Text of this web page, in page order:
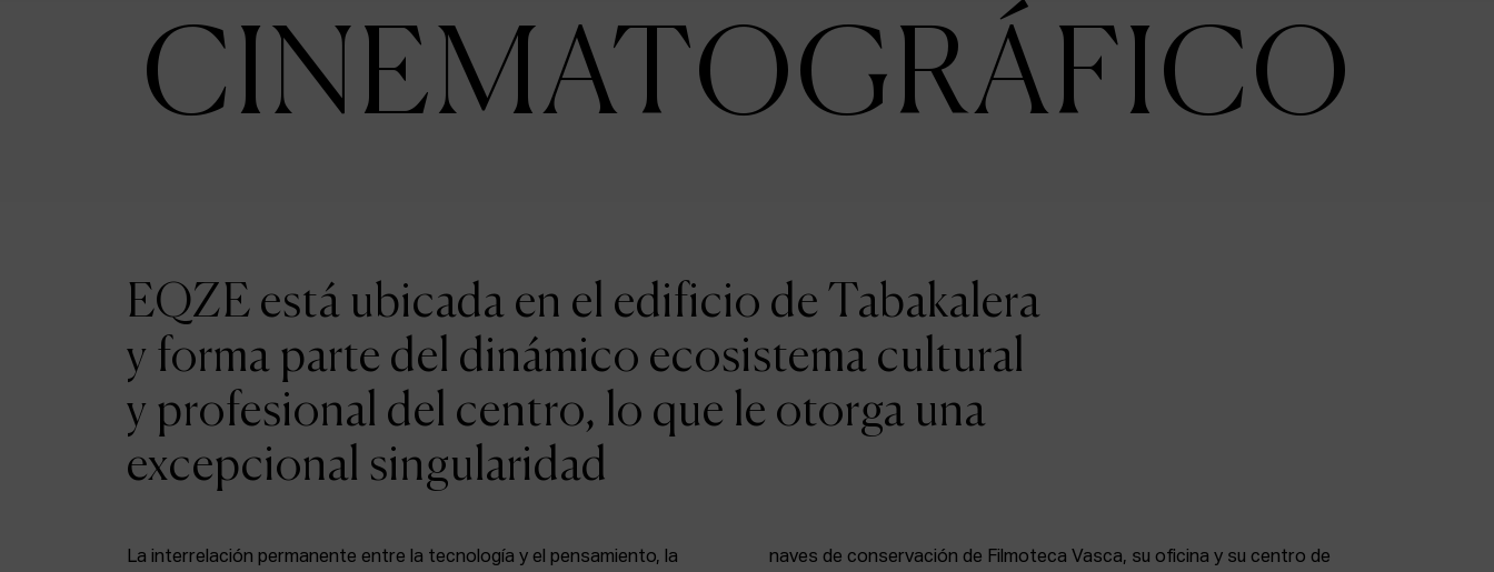
CINEMATOGRÁFICO
EQZE está ubicada en el edificio de Tabakalera
y forma parte del dinámico ecosistema cultural
y profesional del centro, lo que le otorga una
excepcional singularidad
La interrelación permanente entre la tecnología y el pensamiento, la
naves de conservación de Filmoteca Vasca, su oficina y su centro de